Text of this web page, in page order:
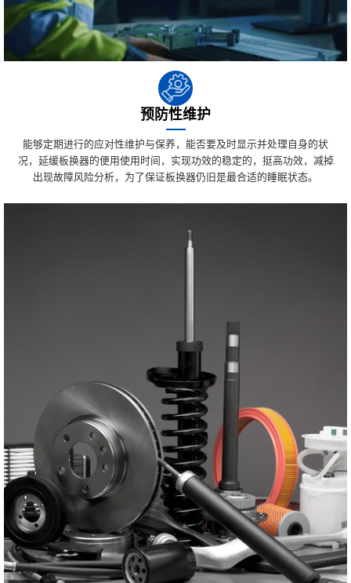
预防性维护
能够定期进行的应对性维护与保养，能否要及时显示并处理自身的状
况，延缓板换器的便用使用时间，实现功效的稳定的，挺高功效，减掉
出现故障风险分析，为了保证板换器仍旧是最合适的睡眠状态。